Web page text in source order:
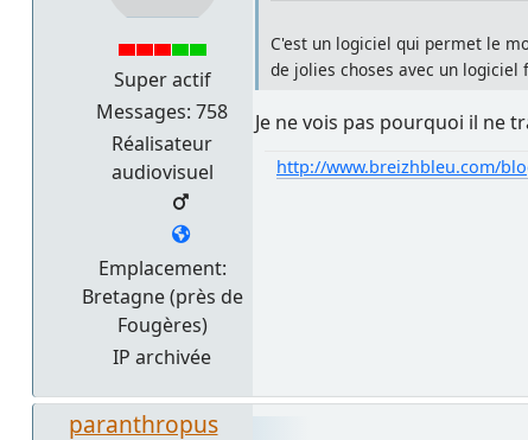
Super actif
Messages: 758
Réalisateur
audiovisuel
Emplacement:
Bretagne (près de
Fougères)
IP archivée
C'est un logiciel qui permet le
de jolies choses avec un
Je ne vois pas pourquoi il ne
http://www.breizhbleu.com/
paranthropus